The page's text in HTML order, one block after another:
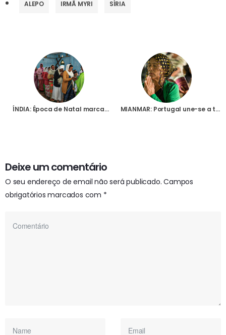
ALEPO IRMÃ MYRI SÍRIA
ÍNDIA: Época de Natal marcada por incidentes contra cristãos, culminando ano de violência e intimidações MIANMAR: Portugal une-se a todos os secretariados da AIS para uma jornada de oração, Domingo, pela paz
Deixe um comentário
O seu endereço de email não será publicado. Campos
obrigatórios marcados com *